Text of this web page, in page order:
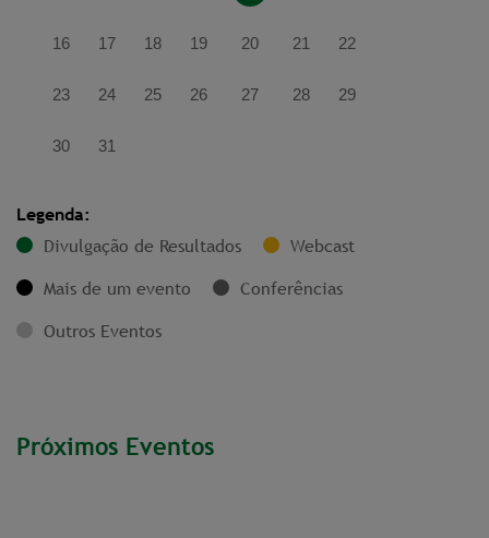
16 17 18 19 20 21 22
23 24 25 26 27 28 29
30 31
Legenda:
Divulgação de Resultados
Webcast
Mais de um evento Conferências
Outros Eventos
Próximos Eventos